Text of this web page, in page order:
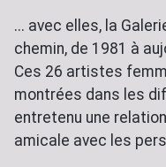
... avec elles, la
chemin, de 1981 à
Ces 26 artistes
montrées dans les
entretenu une
amicale avec les